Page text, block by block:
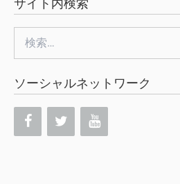
サイト内検索
索:
ソーシャルネットワーク